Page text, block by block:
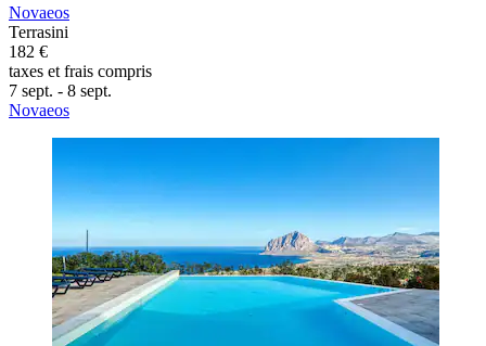
Novaeos
Terrasini
182 €
taxes et frais compris
7 sept. - 8 sept.
Novaeos